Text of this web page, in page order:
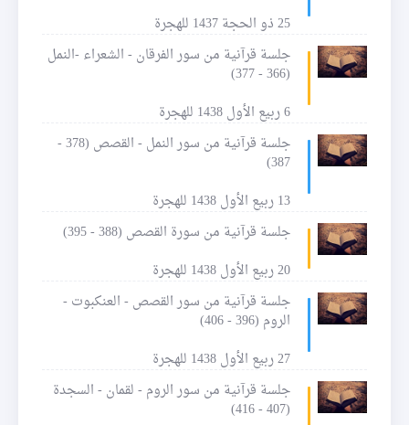
25 ذو الحجة 1437 للهجرة
جلسة قرآنية من سور الفرقان - الشعراء -النمل
(366 - 377)
6 ربيع الأول 1438 للهجرة
جلسة قرآنية من سور النمل - القصص (378 -
387)
13 ربيع الأول 1438 للهجرة
جلسة قرآنية من سورة القصص (388 - 395)
20 ربيع الأول 1438 للهجرة
جلسة قرآنية من سور القصص - العنكبوت -
الروم (396 - 406)
27 ربيع الأول 1438 للهجرة
جلسة قرآنية من سور الروم - لقمان - السجدة
(407 - 416)